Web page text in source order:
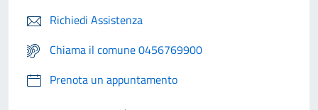
Richiedi Assistenza
Chiama il comune 0456769900
Prenota un appuntamento